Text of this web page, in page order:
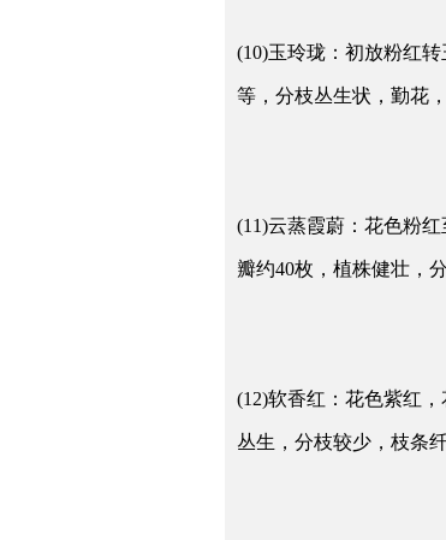
(10)玉玲珑：初放粉红
等，分枝丛生状，勤花
(11)云蒸霞蔚：花色粉
瓣约40枚，植株健壮，
(12)软香红：花色紫红
丛生，分枝较少，枝条